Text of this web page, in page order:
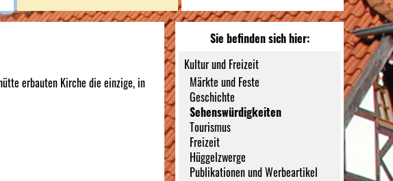
erbauten Kirche die einzige, in
Sie befinden sich hier:
Kultur und Freizeit
Märkte und Feste
Geschichte
Sehenswürdigkeiten
Tourismus
Freizeit
Hüggelzwerge
Publikationen und Werbeartikel